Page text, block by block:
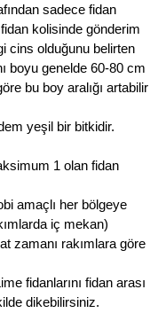
sadece fidan
kolisinde gönderim
cins olduğunu belirten
boyu genelde 60-80 cm
bu boy aralığı artabilir
yeşil bir bitkidir.
1 olan fidan
amaçlı her bölgeye
iç mekan)
zamanı rakımlara göre
fidanlarını fidan arası
dikebilirsiniz.